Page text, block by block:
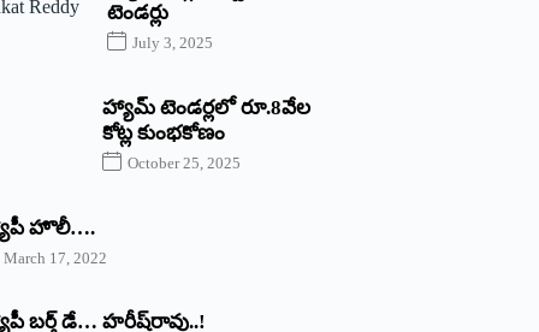
టెండర్లు
July 3, 2025
హ్యామ్‌ ‌టెండర్లలో రూ.8వేల
కోట్ల కుంభకోణం
October 25, 2025
హొలీ….
March 17, 2022
బర్త్ ‌డే… హరీష్‌రావు..!